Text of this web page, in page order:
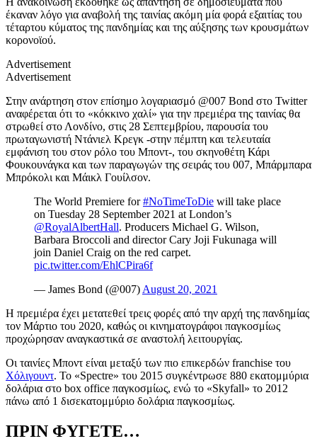
έκαναν λόγο για αναβολή της ταινίας ακόμη μία φορά εξαιτίας του
τέταρτου κύματος της πανδημίας και της αύξησης των κρουσμάτων
κορονοϊού.
Advertisement
Advertisement
Στην ανάρτηση στον επίσημο λογαριασμό @007 Bond στο Twitter
αναφέρεται ότι το «κόκκινο χαλί» για την πρεμιέρα της ταινίας θα
στρωθεί στο Λονδίνο, στις 28 Σεπτεμβρίου, παρουσία του
πρωταγωνιστή Ντάνιελ Κρεγκ -στην πέμπτη και τελευταία
εμφάνιση του στον ρόλο του Μποντ-, του σκηνοθέτη Κάρι
Φουκουνάγκα και των παραγωγών της σειράς του 007, Μπάρμπαρα
Μπρόκολι και Μάικλ Γουίλσον.
The World Premiere for#NoTimeToDie will take place
on Tuesday 28 September 2021 at London’s
@RoyalAlbertHall. Producers Michael G. Wilson,
Barbara Broccoli and director Cary Joji Fukunaga will
join Daniel Craig on the red carpet.
pic.twitter.com/EhlCPira6f
— James Bond (@007) August 20, 2021
Η πρεμιέρα έχει μετατεθεί τρεις φορές από την αρχή της πανδημίας
τον Μάρτιο του 2020, καθώς οι κινηματογράφοι παγκοσμίως
προχώρησαν αναγκαστικά σε αναστολή λειτουργίας.
Οι ταινίες Μποντ είναι μεταξύ των πιο επικερδών franchise του
Χόλιγουντ. Το «Spectre» του 2015 συγκέντρωσε 880 εκατομμύρια
δολάρια στο box office παγκοσμίως, ενώ το «Skyfall» το 2012
πάνω από 1 δισεκατομμύριο δολάρια παγκοσμίως.
ΠΡΙΝ ΦΥΓΕΤΕ…